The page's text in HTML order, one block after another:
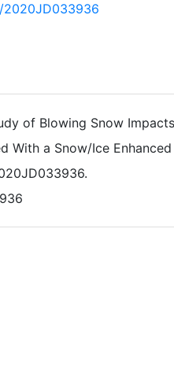
2020JD033936
of Blowing Snow
With a Snow/Ice Enhanced